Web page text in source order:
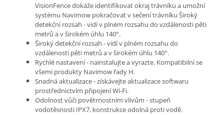
VisionFence dokáže identifikovat okraj trávníku a umožní
systému Navimow pokračovat v sečení trávníku Široký
detekční rozsah - vidí v plném rozsahu do vzdálenosti pěti
metrů a v širokém úhlu 140°.
Široký detekční rozsah - vidí v plném rozsahu do
vzdálenosti pěti metrů a v širokém úhlu 140°.
Rychlé nastavení - nainstalujte a vyrazte. Kompatibilní se
všemi produkty Navimow řady H.
Snadná aktualizace - získávejte aktualizace softwaru
prostřednictvím připojení Wi-Fi.
Odolnost vůči povětrnostním vlivům - stupeň
vodotěsnosti IPX7, konstrukce odolná proti vodě.